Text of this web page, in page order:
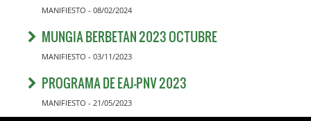
MANIFIESTO - 08/02/2024
MUNGIA BERBETAN 2023 OCTUBRE
MANIFIESTO - 03/11/2023
PROGRAMA DE EAJ-PNV 2023
MANIFIESTO - 21/05/2023